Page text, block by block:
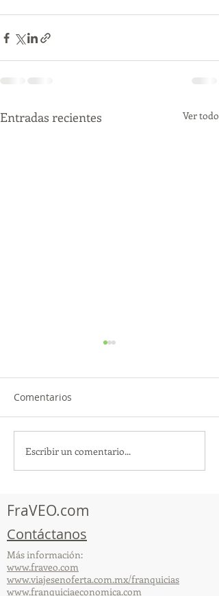
Entradas recientes Ver todo
TourTravelynByFraveo
participó en la
Comentarios
Escribir un comentario...
FraVEO.com
Contáctanos
Más información:
www.fraveo.com
www.viajesenoferta.com.mx/franquicias
www.franquiciaeconomica.com